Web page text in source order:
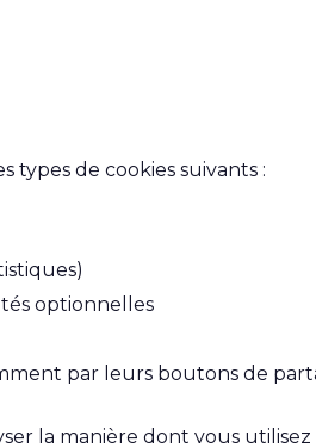
types de cookies suivants :
optionnelles
par leurs boutons de
la manière dont vous